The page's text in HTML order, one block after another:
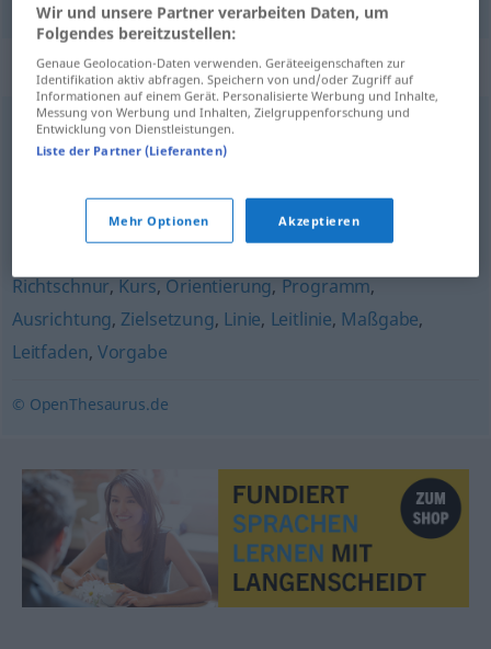
Synonyme für "Richtlinie"
Standard,Regel,Maßstab,Norm
Verordnung,Verfügung,Vorschrift,Order
Richtschnur, Kurs, Orientierung, Programm,
Ausrichtung, Zielsetzung, Linie, Leitlinie, Maßgabe,
Leitfaden, Vorgabe
© OpenThesaurus.de
Wir und unsere Partner verarbeiten Daten, um
Folgendes bereitzustellen:
Genaue Geolocation-Daten verwenden. Geräteeigenschaften zur
Identifikation aktiv abfragen. Speichern von und/oder Zugriff auf
Informationen auf einem Gerät. Personalisierte Werbung und Inhalte,
Messung von Werbung und Inhalten, Zielgruppenforschung und
Entwicklung von Dienstleistungen.
Liste der Partner (Lieferanten)
Mehr Optionen Akzeptieren